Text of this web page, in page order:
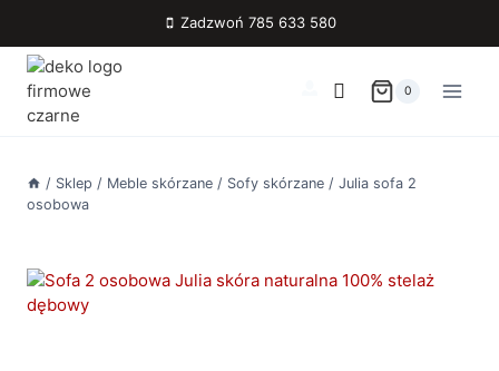
treści
Zadzwoń 785 633 580
0
/ Sklep / Meble skórzane / Sofy skórzane / Julia sofa 2
osobowa